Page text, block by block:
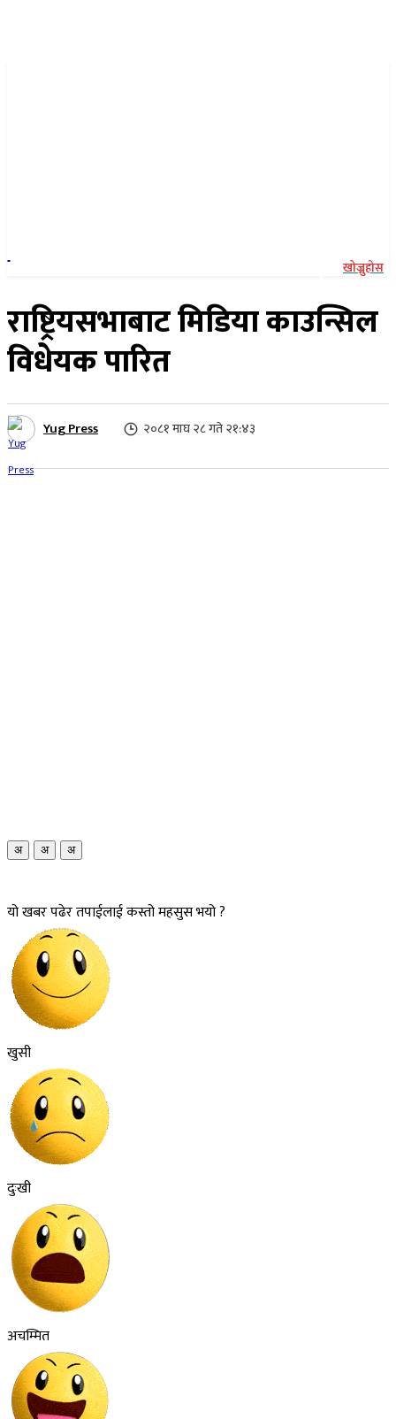
खोज्नुहोस
राष्ट्रियसभाबाट मिडिया काउन्सिल
विधेयक पारित
Yug Press २०८१ माघ २८ गते २१:४३
अ अ अ
यो खबर पढेर तपाईलाई कस्तो महसुस भयो ?
खुसी
दुःखी
अचम्मित